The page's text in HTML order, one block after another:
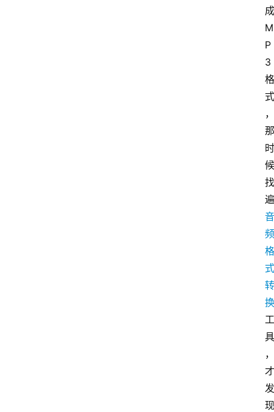
成
M
P
3
格
式
，
那
时
候
找
遍
音
频
格
式
转
换
工
具
，
才
发
现